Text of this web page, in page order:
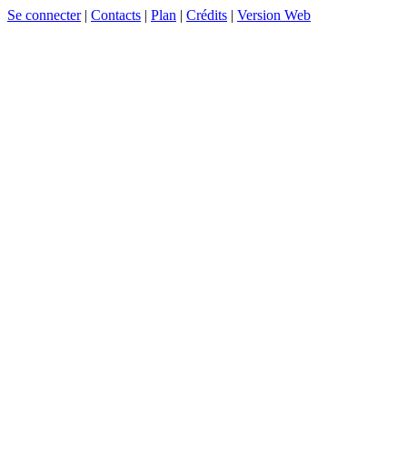
Se connecter| Contacts | Plan | Crédits | Version Web